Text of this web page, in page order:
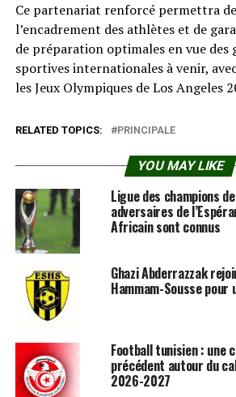
Ce partenariat renforcé permettra
l’encadrement des athlètes et de
de préparation optimales en vue des
sportives internationales à venir,
les Jeux Olympiques de Los Angeles
RELATED TOPICS: PRINCIPALE
YOU MAY LIKE
Ligue des champions
adversaires de
Africain sont connus
Ghazi Abderrazzak
Hammam-Sousse pour
Football tunisien : une
précédent autour du
2026-2027